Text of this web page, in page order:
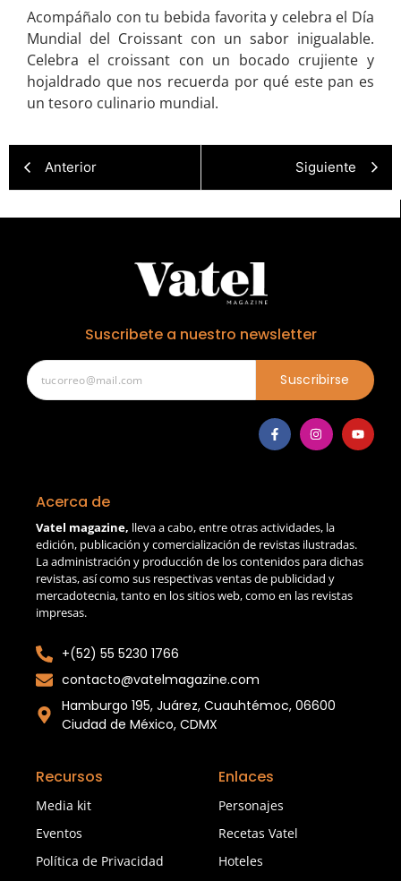
Acompáñalo con tu bebida favorita y celebra el Día
Mundial del Croissant con un sabor inigualable.
Celebra el croissant con un bocado crujiente y
hojaldrado que nos recuerda por qué este pan es
un tesoro culinario mundial.
Anterior Siguiente
Suscribete a nuestro newsletter
Suscribirse
Acerca de
Vatel magazine, lleva a cabo, entre otras actividades, la
edición, publicación y comercialización de revistas ilustradas.
La administración y producción de los contenidos para dichas
revistas, así como sus respectivas ventas de publicidad y
mercadotecnia, tanto en los sitios web, como en las revistas
impresas.
+(52) 55 5230 1766
contacto@vatelmagazine.com
Hamburgo 195, Juárez, Cuauhtémoc, 06600
Ciudad de México, CDMX
Recursos
Media kit
Eventos
Política de Privacidad
Enlaces
Personajes
Recetas Vatel
Hoteles